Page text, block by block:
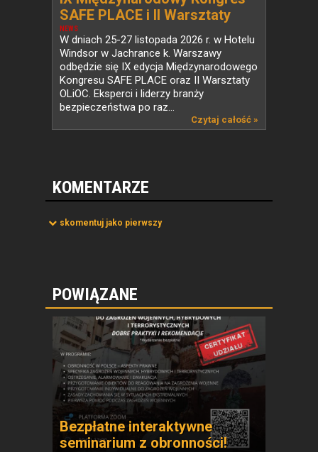
NEWS
SAFE PLACE i II Warsztaty
OLiOC – wakacyjna pula
biletów na wyjątkowe
wydarzenie!
W dniach 25-27 listopada 2026 r. w Hotelu
Windsor w Jachrance k. Warszawy
odbędzie się IX edycja Międzynarodowego
Kongresu SAFE PLACE oraz II Warsztaty
OLiOC. Eksperci i liderzy branży
bezpieczeństwa po raz...
Czytaj całość »
KOMENTARZE
skomentuj jako pierwszy
POWIĄZANE
Bezpłatne interaktywne
seminarium z obronności!